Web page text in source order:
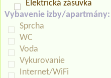
Elektrická zásuvka
Vybavenie izby/apartmány:
Sprcha
WC
Voda
Vykurovanie
Internet/WiFi